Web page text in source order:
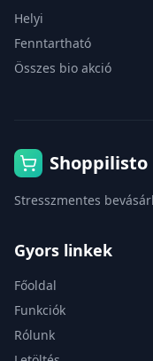
Helyi
Fenntartható
Összes bio akció
Shoppilisto
Stresszmentes
Gyors linkek
Főoldal
Funkciók
Rólunk